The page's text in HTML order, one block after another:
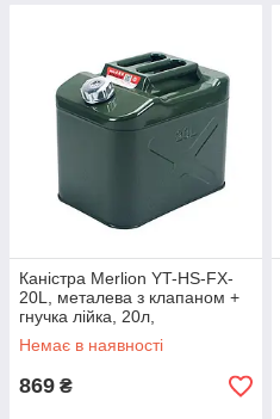
Каністра Merlion YT-HS-FX-
20L, металева з клапаном +
гнучка лійка, 20л,
355х255х310мм, Green
Немає в наявності
869 ₴